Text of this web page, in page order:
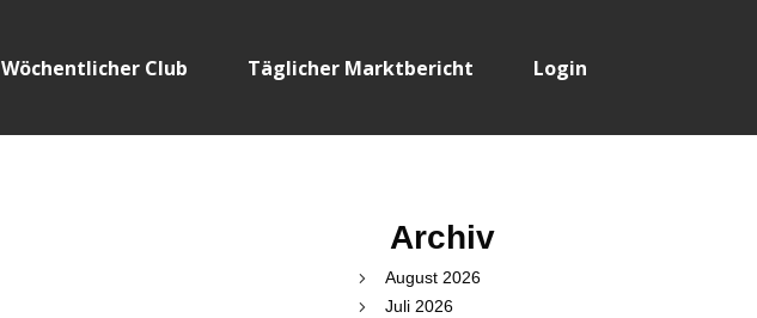
Wöchentlicher Club Täglicher Marktbericht Login
Archiv
August 2026
Juli 2026